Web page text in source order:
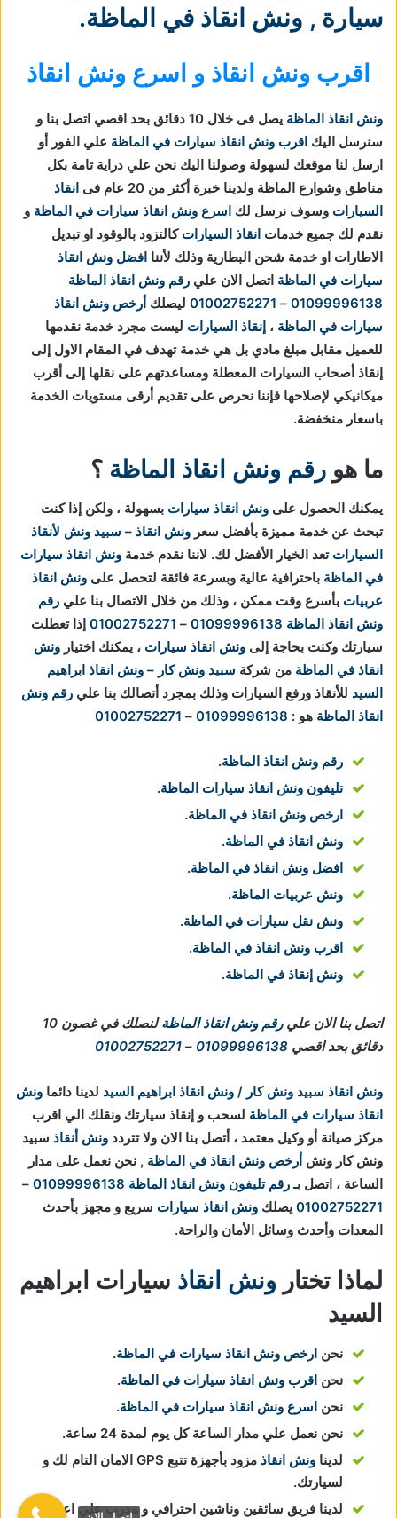
سيارة , ونش انقاذ في الماظة.
اقرب ونش انقاذ و اسرع ونش انقاذ
ونش انقاذ الماظة
يصل فى خلال 10 دقائق بحد اقصي اتصل بنا و
سنرسل اليك اقرب ونش انقاذ سيارات في الماظة علي الفور أو
ارسل لنا موقعك لسهولة وصولنا اليك نحن علي دراية تامة بكل
مناطق وشوارع الماظة ولدينا خبرة أكثر من 20 عام فى
انقاذ
السيارات وسوف نرسل لك اسرع ونش انقاذ سيارات في الماظة و
نقدم لك جميع خدمات انقاذ السيارات كالتزود بالوقود او تبديل
الاطارات او خدمة شحن البطارية وذلك لأننا افضل ونش انقاذ
سيارات في الماظة اتصل الان علي رقم ونش انقاذ الماظة
01099996138
–
01002752271 ليصلك أرخص ونش انقاذ
سيارات في الماظة ، إنقاذ السيارات ليست مجرد خدمة نقدمها
للعميل مقابل مبلغ مادي بل هي خدمة تهدف في المقام الاول إلى
إنقاذ أصحاب السيارات المعطلة ومساعدتهم على نقلها إلى أقرب
ميكانيكي لإصلاحها فإننا نحرص على تقديم أرقى مستويات الخدمة
باسعار منخفضة.
ما هو رقم ونش انقاذ الماظة ؟
يمكنك الحصول على ونش انقاذ سيارات بسهولة ، ولكن إذا كنت
تبحث عن خدمة مميزة بأفضل سعر ونش انقاذ – سبيد ونش لأنقاذ
السيارات تعد الخيار الأفضل لك. لاننا نقدم خدمة ونش انقاذ سيارات
في الماظة باحترافية عالية وبسرعة فائقة لتحصل على ونش انقاذ
عربيات بأسرع وقت ممكن ، وذلك من خلال الاتصال بنا علي رقم
ونش انقاذ الماظة 01099996138
–
01002752271 إذا تعطلت
سيارتك وكنت بحاجة إلى ونش انقاذ سيارات ، يمكنك اختيار ونش
انقاذ في الماظة من شركة سبيد ونش كار – ونش انقاذ ابراهيم
السيد للأنقاذ ورفع السيارات وذلك بمجرد أتصالك بنا علي رقم ونش
انقاذ الماظة هو : 01099996138
–
01002752271
رقم ونش انقاذ الماظة.
تليفون ونش انقاذ سيارات الماظة.
ارخص ونش انقاذ في الماظة.
ونش انقاذ في الماظة.
افضل ونش انقاذ في الماظة.
ونش عربيات الماظة.
ونش نقل سيارات في الماظة.
اقرب ونش انقاذ في الماظة.
ونش إنقاذ في الماظة.
اتصل بنا الان عليرقم ونش انقاذ الماظة
لنصلك في غصون 10
دقائق بحد اقصي 01099996138
–
01002752271
ونش انقاذ سبيد ونش كار / ونش انقاذ ابراهيم السيد لدينا دائما ونش
انقاذ سيارات في الماظة لسحب و إنقاذ سيارتك ونقلك الي اقرب
مركز صيانة أو وكيل معتمد ، أتصل بنا الان ولا تتردد ونش أنقاذ سبيد
ونش كار ونش أرخص ونش انقاذ في الماظة , نحن نعمل على مدار
الساعة ، اتصل بـرقم تليفون ونش انقاذ الماظة 01099996138
–
01002752271 يصلك ونش انقاذ سيارات سريع و مجهز بأحدث
المعدات وأحدث وسائل الأمان والراحة.
لماذا تختار ونش انقاذ سيارات ابراهيم
السيد
نحن ارخص ونش انقاذ سيارات في الماظة.
نحن اقرب ونش انقاذ سيارات في الماظة.
نحن اسرع ونش انقاذ سيارات في الماظة.
نحن نعمل علي مدار الساعة كل يوم لمدة 24 ساعة.
لدينا ونش انقاذ
مزود بأجهزة تتبع GPS الامان التام لك و
لسيارتك.
لدينا فريق سائقين وناشين احترافي و مدرب علي اعلي